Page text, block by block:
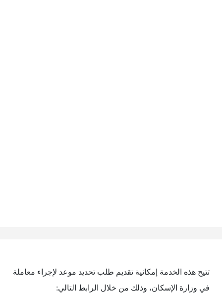
تتيح هذه الخدمة إمكانية تقديم طلب تحديد موعد لإجراء معاملة
في وزارة الإسكان، وذلك من خلال الرابط التالي: